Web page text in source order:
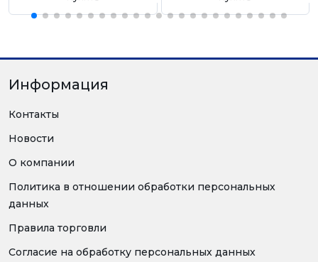
Информация
Контакты
Новости
О компании
Политика в отношении обработки персональных
данных
Правила торговли
Согласие на обработку персональных данных